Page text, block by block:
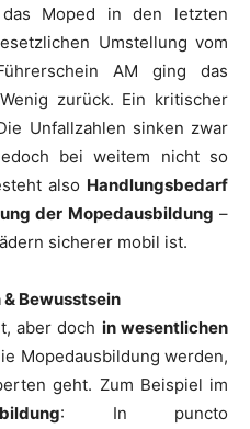
Moped in den letzten
Umstellung vom
AM ging das
zurück. Ein kritischer
Unfallzahlen sinken zwar
bei weitem nicht so
also Handlungsbedarf
der Mopedausbildung –
sicherer mobil ist.
Bewusstsein
aber doch in wesentlichen
Mopedausbildung werden,
geht. Zum Beispiel im
: In puncto